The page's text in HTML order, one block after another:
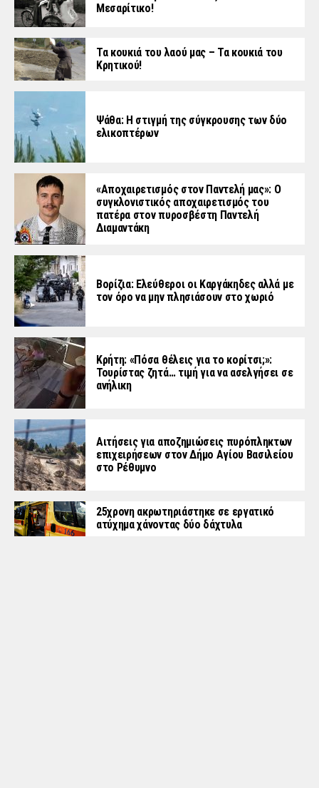
Μεσαρίτικο!
Τα κουκιά του λαού μας – Τα κουκιά του
Κρητικού!
Ψάθα: Η στιγμή της σύγκρουσης των δύο
ελικοπτέρων
«Aποχαιρετισμός στον Παντελή μας»: Ο
συγκλονιστικός αποχαιρετισμός του
πατέρα στον πυροσβέστη Παντελή
Διαμαντάκη
Βορίζια: Ελεύθεροι οι Καργάκηδες αλλά με
τον όρο να μην πλησιάσουν στο χωριό
Κρήτη: «Πόσα θέλεις για το κορίτσι;»:
Τουρίστας ζητά… τιμή για να ασελγήσει σε
ανήλικη
Αιτήσεις για αποζημιώσεις πυρόπληκτων
επιχειρήσεων στον Δήμο Αγίου Βασιλείου
στο Ρέθυμνο
25χρονη ακρωτηριάστηκε σε εργατικό
ατύχημα χάνοντας δύο δάχτυλα